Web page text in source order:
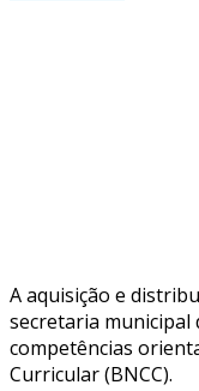
A aquisição e
secretaria municipal
competências
Curricular (BNCC).